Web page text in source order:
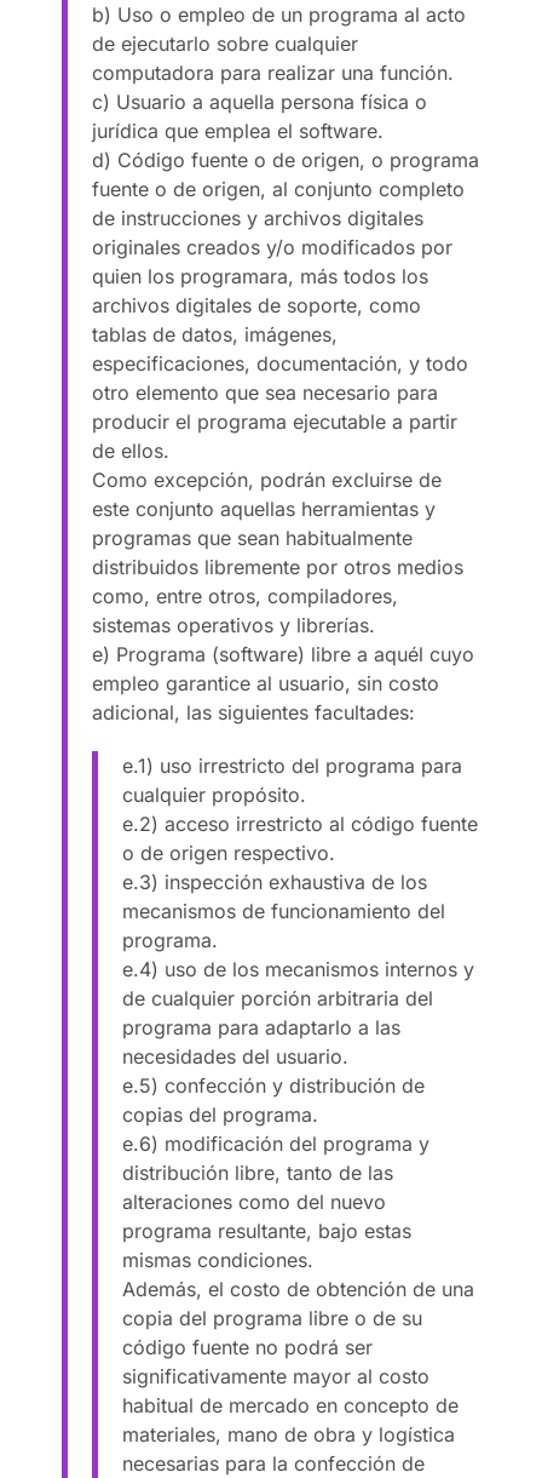
b) Uso o empleo de un programa al acto
de ejecutarlo sobre cualquier
computadora para realizar una función.
c) Usuario a aquella persona física o
jurídica que emplea el software.
d) Código fuente o de origen, o programa
fuente o de origen, al conjunto completo
de instrucciones y archivos digitales
originales creados y/o modificados por
quien los programara, más todos los
archivos digitales de soporte, como
tablas de datos, imágenes,
especificaciones, documentación, y todo
otro elemento que sea necesario para
producir el programa ejecutable a partir
de ellos.
Como excepción, podrán excluirse de
este conjunto aquellas herramientas y
programas que sean habitualmente
distribuidos libremente por otros medios
como, entre otros, compiladores,
sistemas operativos y librerías.
e) Programa (software) libre a aquél cuyo
empleo garantice al usuario, sin costo
adicional, las siguientes facultades:
e.1) uso irrestricto del programa para
cualquier propósito.
e.2) acceso irrestricto al código fuente
o de origen respectivo.
e.3) inspección exhaustiva de los
mecanismos de funcionamiento del
programa.
e.4) uso de los mecanismos internos y
de cualquier porción arbitraria del
programa para adaptarlo a las
necesidades del usuario.
e.5) confección y distribución de
copias del programa.
e.6) modificación del programa y
distribución libre, tanto de las
alteraciones como del nuevo
programa resultante, bajo estas
mismas condiciones.
Además, el costo de obtención de una
copia del programa libre o de su
código fuente no podrá ser
significativamente mayor al costo
habitual de mercado en concepto de
materiales, mano de obra y logística
necesarias para la confección de